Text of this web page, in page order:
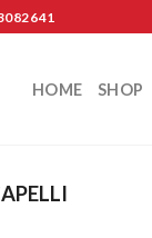
HOME SHOP